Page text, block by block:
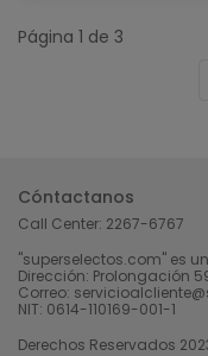
Página 1 de 3
Cóntactanos
Call Center: 2267-6767
"superselectos.com" es
Dirección: Prolongación
Correo:
NIT: 0614-110169-001-1
Derechos Reservados